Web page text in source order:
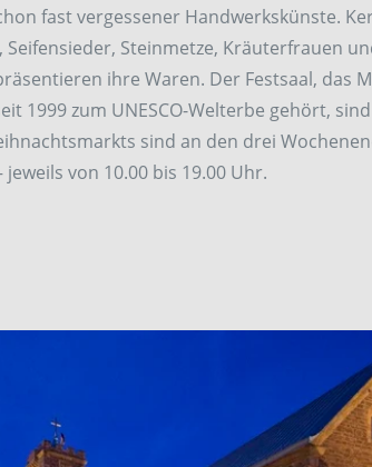
fast vergessener Handwerkskünste.
Steinmetze, Kräuterfrauen
ihre Waren. Der Festsaal, das
1999 zum UNESCO-Welterbe gehört,
sind an den drei
von 10.00 bis 19.00 Uhr.